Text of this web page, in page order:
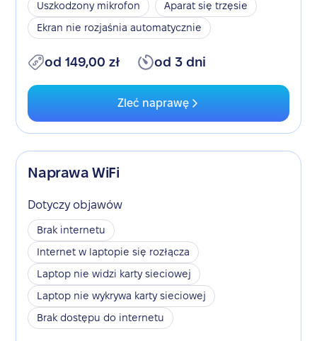
Uszkodzony mikrofon
Aparat się trzęsie
Ekran nie rozjaśnia automatycznie
od 149,00 zł od 3 dni
Zleć naprawę
Naprawa WiFi
Dotyczy objawów
Brak internetu
Internet w laptopie się rozłącza
Laptop nie widzi karty sieciowej
Laptop nie wykrywa karty sieciowej
Brak dostępu do internetu